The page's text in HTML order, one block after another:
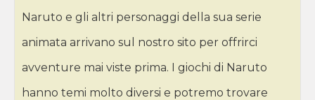
Naruto e gli altri personaggi della sua serie
animata arrivano sul nostro sito per offrirci
avventure mai viste prima. I giochi di Naruto
hanno temi molto diversi e potremo trovare